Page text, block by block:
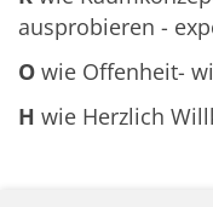
ausprobieren -
O wie Offenheit-
H wie Herzlich